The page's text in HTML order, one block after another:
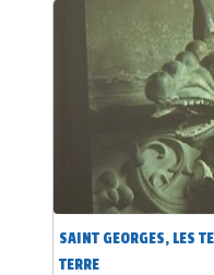
SAINT GEORGES, LES
TERRE